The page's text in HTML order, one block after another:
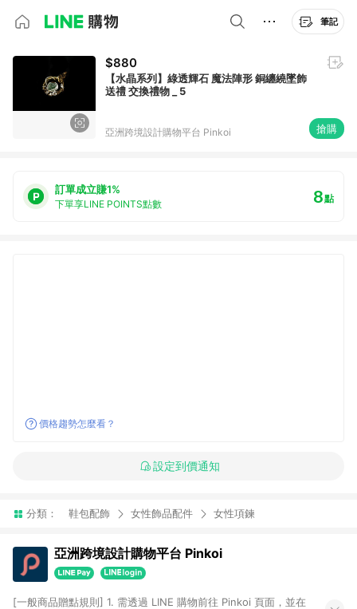
筆記
$880
【水晶系列】綠透輝石 魔法陣形 銅纏繞墜飾
送禮 交換禮物 _ 5
亞洲跨境設計購物平台 Pinkoi 搶購
訂單成立賺1%
下單享LINE POINTS點數 8點
價格趨勢怎麼看？
設定到價通知
分類： 鞋包配飾 女性飾品配件 女性項鍊
亞洲跨境設計購物平台 Pinkoi
[一般商品贈點規則] 1. 需透過 LINE 購物前往 Pinkoi 頁面，並在